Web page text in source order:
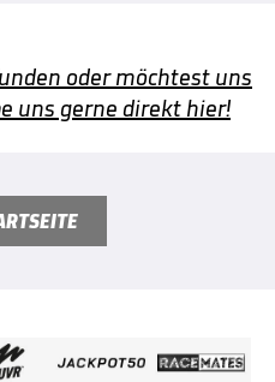
oder möchtest uns
uns gerne direkt hier!